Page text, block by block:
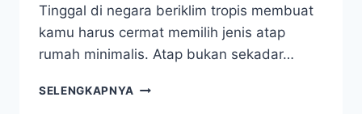
Tinggal di negara beriklim tropis membuat
kamu harus cermat memilih jenis atap
rumah minimalis. Atap bukan sekadar…
SELENGKAPNYA